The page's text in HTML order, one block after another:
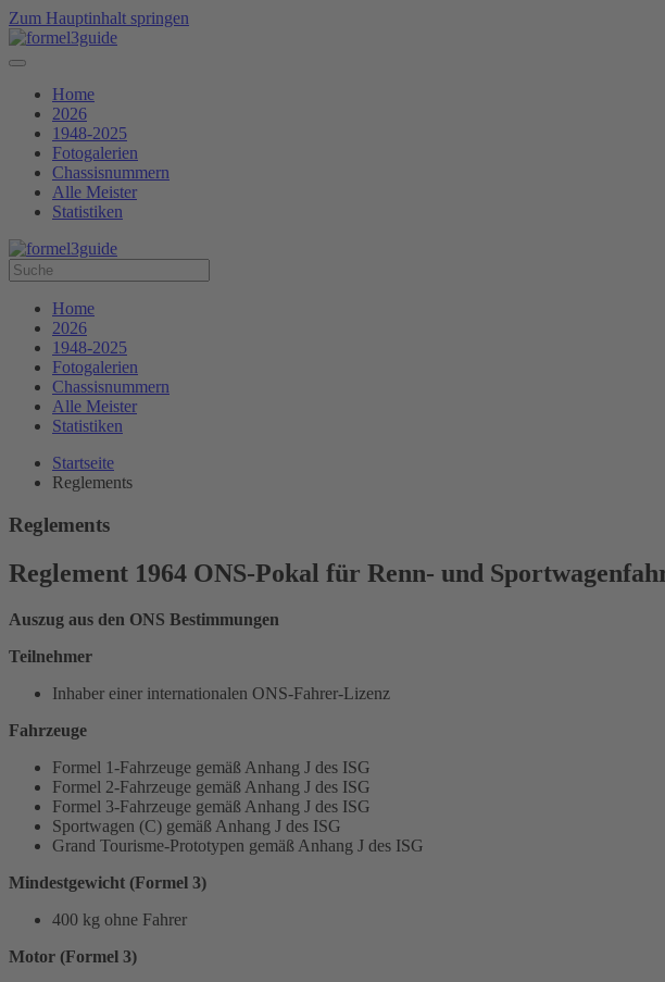
Zum Hauptinhalt springen
Home
2026
1948-2025
Fotogalerien
Chassisnummern
Alle Meister
Statistiken
Home
2026
1948-2025
Fotogalerien
Chassisnummern
Alle Meister
Statistiken
Startseite
Reglements
Reglements
Reglement 1964 ONS-Pokal für Renn- und
Auszug aus den ONS Bestimmungen
Teilnehmer
Inhaber einer internationalen ONS-Fahrer-Lizenz
Fahrzeuge
Formel 1-Fahrzeuge gemäß Anhang J des ISG
Formel 2-Fahrzeuge gemäß Anhang J des ISG
Formel 3-Fahrzeuge gemäß Anhang J des ISG
Sportwagen (C) gemäß Anhang J des ISG
Grand Tourisme-Prototypen gemäß Anhang J des ISG
Mindestgewicht (Formel 3)
400 kg ohne Fahrer
Motor (Formel 3)